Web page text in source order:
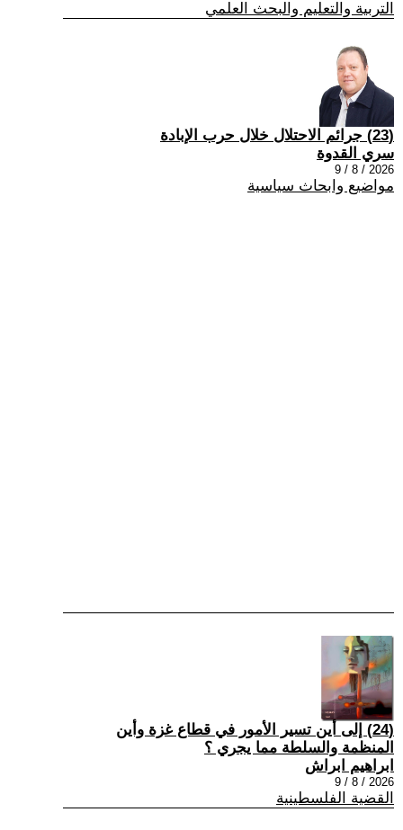
التربية والتعليم والبحث العلمي
(23) جرائم الاحتلال خلال حرب الإبادة
سري القدوة
2026 / 8 / 9
مواضيع وابحاث سياسية
(24) إلى أين تسير الأمور في قطاع غزة وأين
المنظمة والسلطة مما يجري ؟
ابراهيم ابراش
2026 / 8 / 9
القضية الفلسطينية